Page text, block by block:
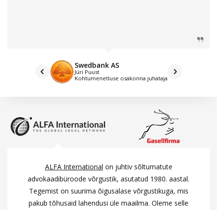
Swedbank AS
Jüri Puust
Kohtumenetluse osakonna juhataja
ALFA International on juhtiv sõltumatute
advokaadibüroode võrgustik, asutatud 1980. aastal.
Tegemist on suurima õigusalase võrgustikuga, mis
pakub tõhusaid lahendusi üle maailma. Oleme selle